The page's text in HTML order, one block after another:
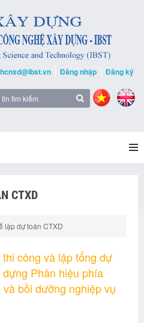
Đăng nhập Đăng ký
CTXD
lập dự toán CTXD
công và lập tổng dự
Phân hiệu phía
bồi dưỡng nghiệp vụ